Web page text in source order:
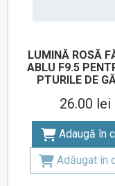
LUMINĂ ROSĂ
ABLU F9.5
PTURILE DE
26.00 lei
Adaugă în
Adăugat în